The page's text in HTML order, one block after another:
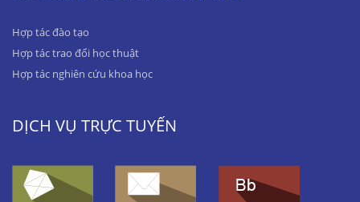
Hợp tác đào tạo
Hợp tác trao đổi học thuật
Hợp tác nghiên cứu khoa học
DỊCH VỤ TRỰC TUYẾN